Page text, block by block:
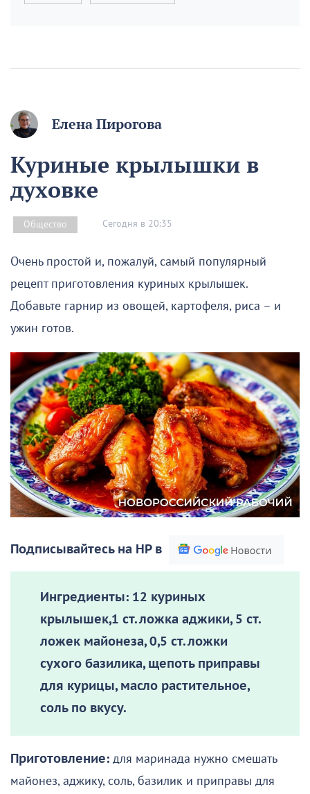
Елена Пирогова
Куриные крылышки в
духовке
Общество Сегодня в 20:35
Очень простой и, пожалуй, самый популярный
рецепт приготовления куриных крылышек.
Добавьте гарнир из овощей, картофеля, риса – и
ужин готов.
Подписывайтесь на НР в
Ингредиенты: 12 куриных
крылышек,1 ст. ложка аджики, 5 ст.
ложек майонеза, 0,5 ст. ложки
сухого базилика, щепоть приправы
для курицы, масло растительное,
соль по вкусу.
Приготовление: для маринада нужно смешать
майонез, аджику, соль, базилик и приправы для